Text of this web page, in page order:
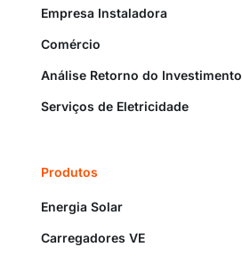
Empresa Instaladora
Comércio
Análise Retorno do Investimento
Serviços de Eletricidade
Produtos
Energia Solar
Carregadores VE